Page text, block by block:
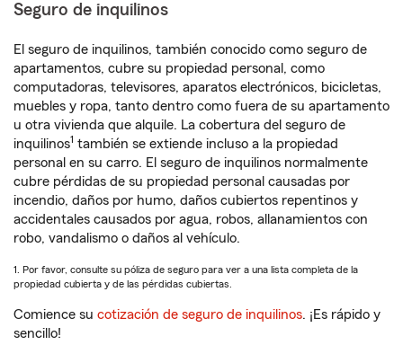
Seguro de inquilinos
El seguro de inquilinos, también conocido como seguro de
apartamentos, cubre su propiedad personal, como
computadoras, televisores, aparatos electrónicos, bicicletas,
muebles y ropa, tanto dentro como fuera de su apartamento
u otra vivienda que alquile. La cobertura del seguro de
inquilinos1 también se extiende incluso a la propiedad
personal en su carro. El seguro de inquilinos normalmente
cubre pérdidas de su propiedad personal causadas por
incendio, daños por humo, daños cubiertos repentinos y
accidentales causados por agua, robos, allanamientos con
robo, vandalismo o daños al vehículo.
1. Por favor, consulte su póliza de seguro para ver a una lista completa de la
propiedad cubierta y de las pérdidas cubiertas.
Comience su cotización de seguro de inquilinos. ¡Es rápido y
sencillo!